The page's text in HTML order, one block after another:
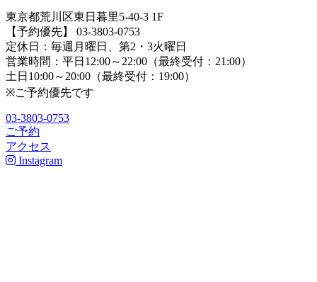
東京都荒川区東日暮里5-40-3 1F
【予約優先】 03-3803-0753
定休日：毎週月曜日、第2・3火曜日
営業時間：平日12:00～22:00（最終受付：21:00）
土日10:00～20:00（最終受付：19:00）
※ご予約優先です
03-3803-0753
ご予約
アクセス
Instagram